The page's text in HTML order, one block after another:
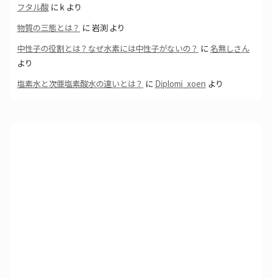
フタル酸にkより
物質の三態とは？ に岩渕より
中性子の役割とは？なぜ水素には中性子がないの？ に名無しさん
より
塩素水と次亜塩素酸水の違いとは？ に Diplomi_xoen より